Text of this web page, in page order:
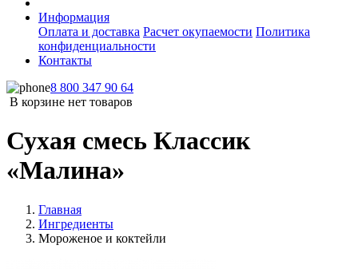
Информация
Оплата и доставка Расчет окупаемости Политика
конфиденциальности
Контакты
8 800 347 90 64
В корзине нет товаров
Сухая смесь Классик
«Малина»
Главная
Ингредиенты
Мороженое и коктейли